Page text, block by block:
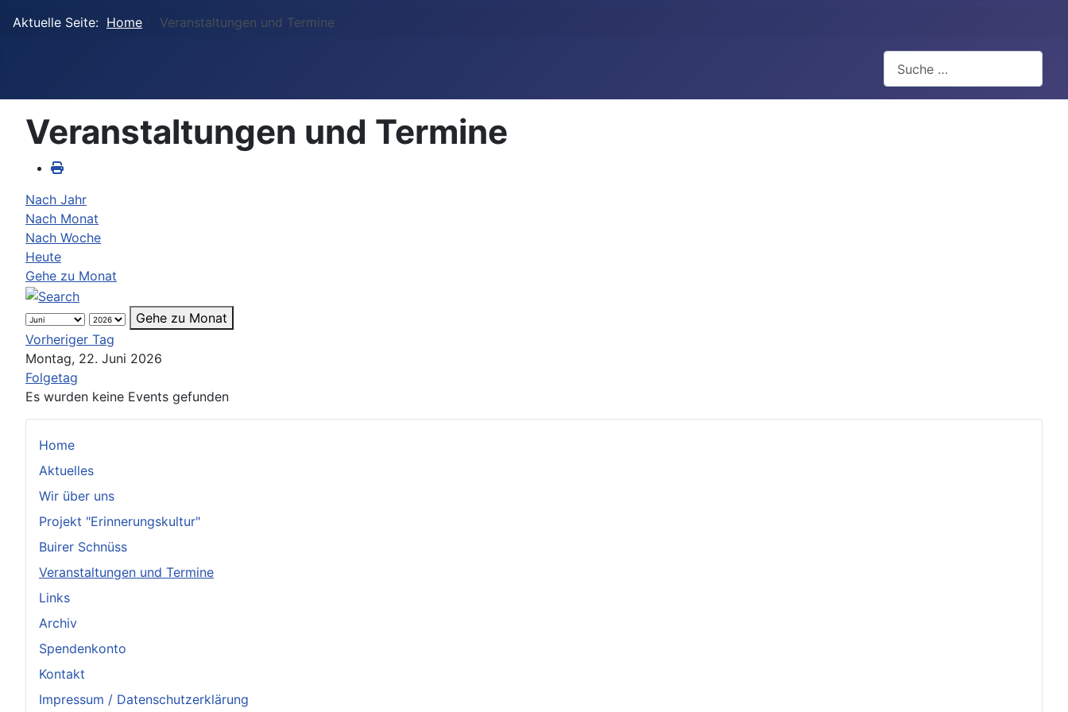
Aktuelle Seite: Home Veranstaltungen und Termine
Home
Aktuelles
Wir über uns
Projekt "Erinnerungskultur"
Buirer Schnüss
Veranstaltungen und Termine
Links
Archiv
Spendenkonto
Kontakt
Impressum / Datenschutzerklärung
Veranstaltungen und Termine
Nach Jahr
Nach Monat
Nach Woche
Heute
Gehe zu Monat
Gehe zu Monat
Vorheriger Tag
Montag, 22. Juni 2026
Folgetag
Es wurden keine Events gefunden